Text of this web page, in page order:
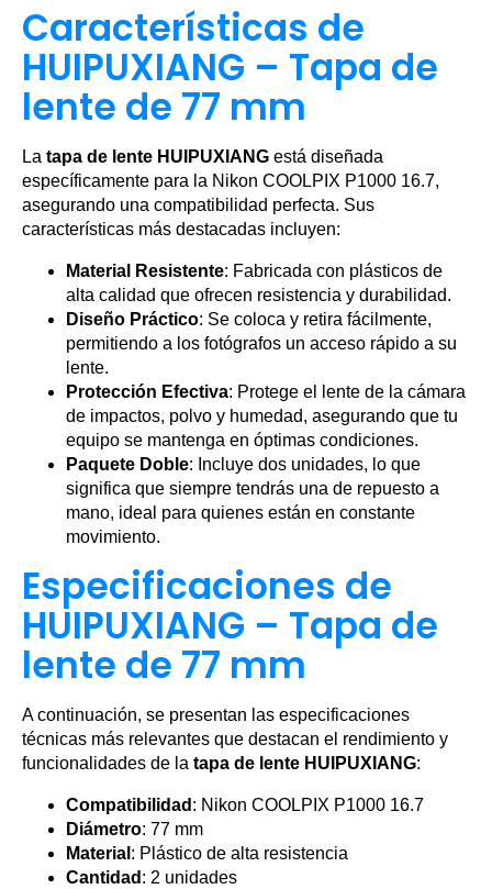
Características de
HUIPUXIANG – Tapa de
lente de 77 mm
La tapa de lente HUIPUXIANG está diseñada
específicamente para la Nikon COOLPIX P1000 16.7,
asegurando una compatibilidad perfecta. Sus
características más destacadas incluyen:
Material Resistente: Fabricada con plásticos de
alta calidad que ofrecen resistencia y durabilidad.
Diseño Práctico: Se coloca y retira fácilmente,
permitiendo a los fotógrafos un acceso rápido a su
lente.
Protección Efectiva: Protege el lente de la cámara
de impactos, polvo y humedad, asegurando que tu
equipo se mantenga en óptimas condiciones.
Paquete Doble: Incluye dos unidades, lo que
significa que siempre tendrás una de repuesto a
mano, ideal para quienes están en constante
movimiento.
Especificaciones de
HUIPUXIANG – Tapa de
lente de 77 mm
A continuación, se presentan las especificaciones
técnicas más relevantes que destacan el rendimiento y
funcionalidades de la tapa de lente HUIPUXIANG:
Compatibilidad : Nikon COOLPIX P1000 16.7
Diámetro: 77 mm
Material : Plástico de alta resistencia
Cantidad : 2 unidades